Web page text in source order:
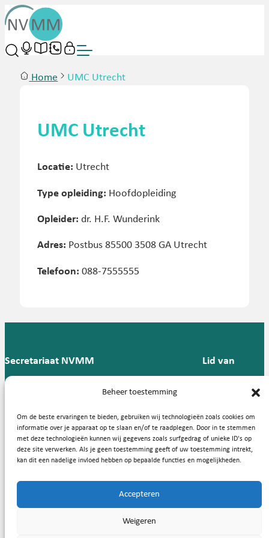
Beheer toestemming
Om de beste ervaringen te bieden, gebruiken wij technologieën zoals cookies om
informatie over je apparaat op te slaan en/of te raadplegen. Door in te stemmen
met deze technologieën kunnen wij gegevens zoals surfgedrag of unieke ID's op
deze site verwerken. Als je geen toestemming geeft of uw toestemming intrekt,
kan dit een nadelige invloed hebben op bepaalde functies en mogelijkheden.
Accepteren
Weigeren
Home UMC Utrecht
UMC Utrecht
Locatie: Utrecht
Type opleiding: Hoofdopleiding
Opleider: dr. H.F. Wunderink
Adres: Postbus 85500 3508 GA Utrecht
Telefoon: 088-7555555
Secretariaat NVMM
Groningen
T: 088 -
57
Lid van
Handige links
Copyright © 2026, Nederlandse Vereniging voor Medische